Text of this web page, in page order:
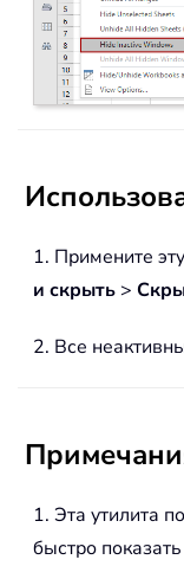
1. Примените
и скрыть >
2. Все
1. Эта утилита
быстро